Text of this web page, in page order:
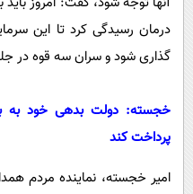
درمان رسیدگی کرد تا این
گذاری شود و سران سه قوه در
خجسته: دولت بدهی خود به
پرداخت کند
امیر خجسته، نماینده مردم